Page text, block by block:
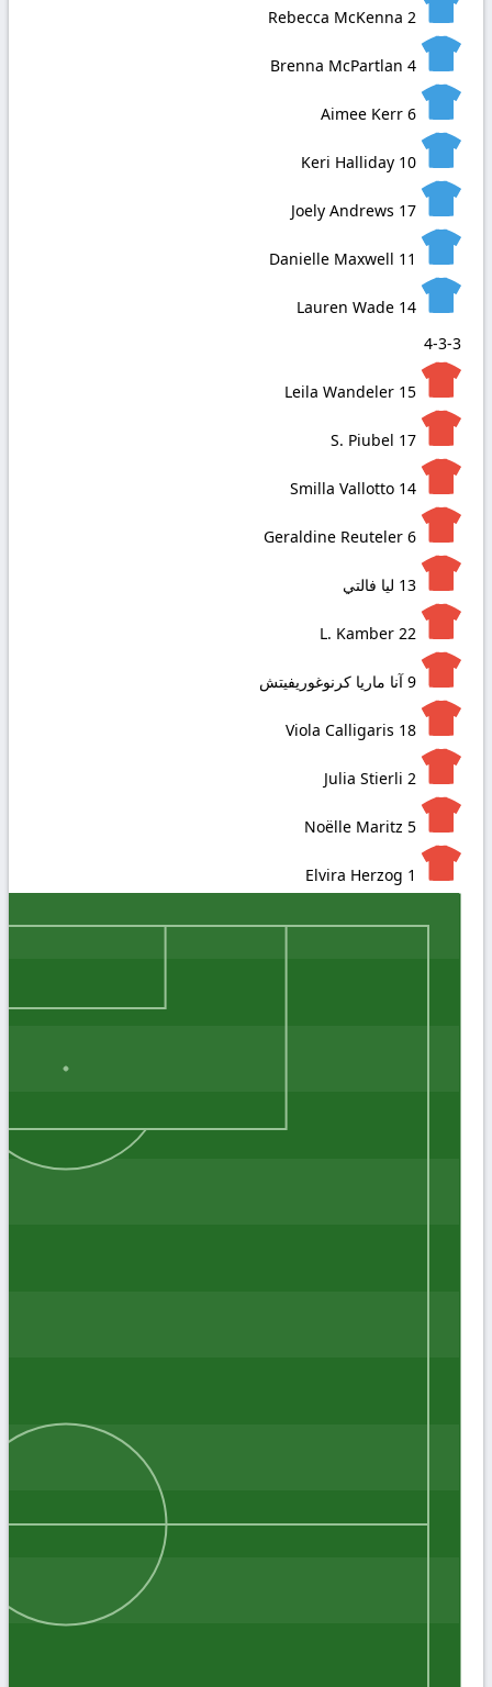
2
Rebecca McKenna
4
Brenna McPartlan
6
Aimee Kerr
10
Keri Halliday
17
Joely Andrews
11
Danielle Maxwell
14
Lauren Wade
4-3-3
15
Leila Wandeler
17
S. Piubel
14
Smilla Vallotto
6
Geraldine Reuteler
13 ليا فالتي
22
L. Kamber
9 آنا ماريا كرنوغوريفيتش
18
Viola Calligaris
2
Julia Stierli
5
Noëlle Maritz
1
Elvira Herzog